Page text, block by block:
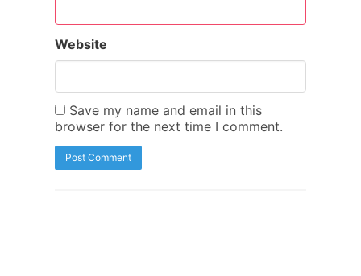
Website
Save my name and email in this
browser for the next time I comment.